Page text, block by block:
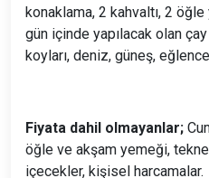
konaklama, 2 kahvaltı, 2
gün içinde yapılacak olan
koyları, deniz, güneş,
Fiyata dahil olmayanlar;
öğle ve akşam yemeği,
içecekler, kişisel harcamalar.